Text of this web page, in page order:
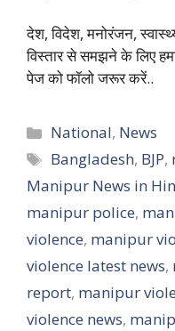
देश, विदेश, मनोरंजन,
विस्तार से समझने के लिए
पेज को फॉलो जरूर करें..
Categories
National, News
Tags
Bangladesh, BJP,
Manipur News in
manipur police,
violence, manipur
violence latest news,
report, manipur
violence news,